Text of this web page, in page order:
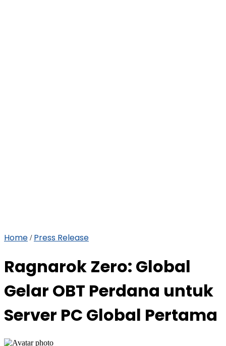
Home / Press Release
Ragnarok Zero: Global
Gelar OBT Perdana untuk
Server PC Global Pertama